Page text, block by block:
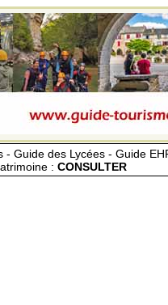
Guide des Lycées - Guide
: CONSULTER